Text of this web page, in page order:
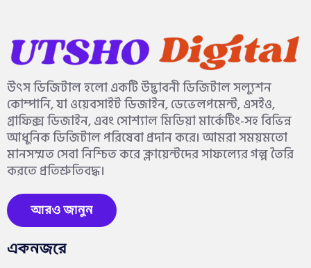
উৎস ডিজিটাল হলো একটি উদ্ভাবনী ডিজিটাল সল্যুশন
কোম্পানি, যা ওয়েবসাইট ডিজাইন, ডেভেলপমেন্ট, এসইও,
গ্রাফিক্স ডিজাইন, এবং সোশ্যাল মিডিয়া মার্কেটিং-সহ বিভিন্ন
আধুনিক ডিজিটাল পরিষেবা প্রদান করে। আমরা সময়মতো
মানসম্মত সেবা নিশ্চিত করে ক্লায়েন্টদের সাফল্যের গল্প তৈরি
করতে প্রতিশ্রুতিবদ্ধ।
আরও জানুন
একনজরে